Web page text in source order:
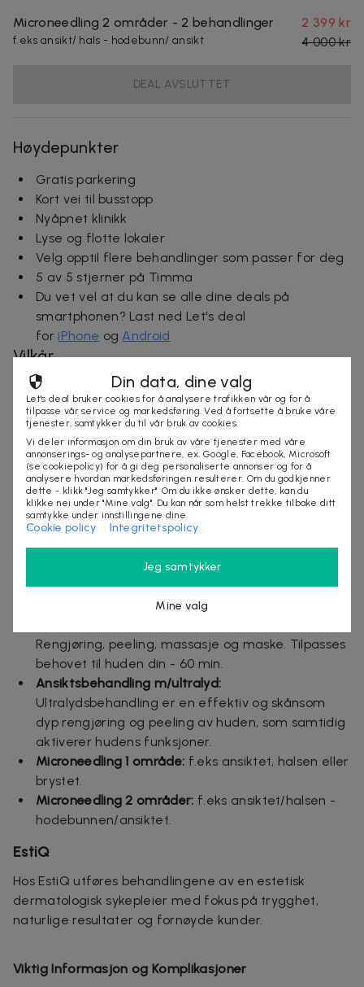
Microneedling 2 områder - 2 behandlinger
f.eks ansikt/ hals - hodebunn/ ansikt
2 399 kr
4 000 kr
DEAL AVSLUTTET
Høydepunkter
Gratis parkering
Kort vei til busstopp
Nyåpnet klinikk
Lyse og flotte lokaler
Velg opptil flere behandlinger som passer for deg
5 av 5 stjerner på Timma
Du vet vel at du kan se alle dine deals på
smartphonen? Last ned Let's deal
for iPhone og Android
Vilkår
Dealen er gyldig i 90 dager fra kjøp
Bookinginfo får du i ordrebekreftelsen
Dealer som ikke brukes grunnet for sen booking,
sykdom, manglende oppmøte, avbestilling eller
flytting mindre enn 24 timer før bestilt time,
refunderes ikke
Mer om dealen
Behandlinger
Dypt rengjørende ansiktsbehandling av huden,
som gjøres for hånd for å få huden ren.
Rengjøring, peeling, massasje og maske. Tilpasses
behovet til huden din - 60 min.
Ansiktsbehandling m/ultralyd:
Ultralydsbehandling er en effektiv og skånsom
dyp rengjøring og peeling av huden, som samtidig
aktiverer hudens funksjoner.
Microneedling 1 område: f.eks ansiktet, halsen eller
brystet.
Microneedling 2 områder: f.eks ansiktet/halsen -
hodebunnen/ansiktet.
EstiQ
Hos EstiQ utføres behandlingene av en estetisk
dermatologisk sykepleier med fokus på trygghet,
naturlige resultater og fornøyde kunder.
Viktig Informasjon og Komplikasjoner
Din data, dine valg
Let's deal bruker cookies for å analysere trafikken vår og for å
tilpasse vår service og markedsføring. Ved å fortsette å bruke våre
tjenester, samtykker du til vår bruk av cookies.
Vi deler informasjon om din bruk av våre tjenester med våre
annonserings- og analysepartnere, ex. Google, Facebook, Microsoft
(se cookiepolicy) for å gi deg personaliserte annonser og for å
analysere hvordan markedsføringen resulterer. Om du godkjenner
dette - klikk "Jeg samtykker". Om du ikke ønsker dette, kan du
klikke nei under "Mine valg". Du kan når som helst trekke tilbake ditt
samtykke under innstillingene dine.
Cookie policy Integritetspolicy
Jeg samtykker
Mine valg